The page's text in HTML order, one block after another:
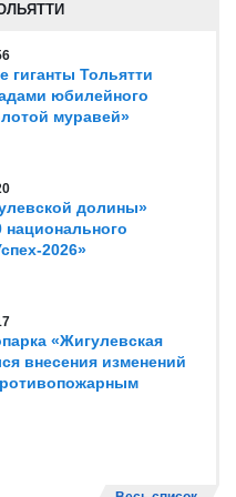
Тольятти
юбилейного
муравей»
долины»
2026»
«Жигулевская
внесения изменений